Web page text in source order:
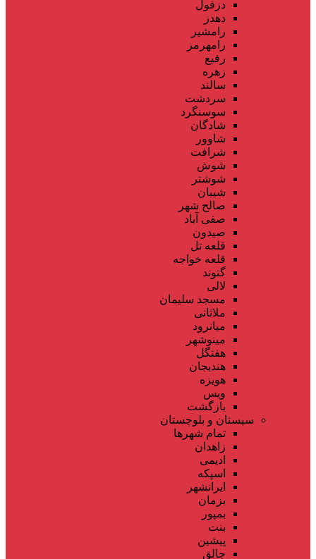
دزفول
دهدز
رامشیر
رامهرمز
رفیع
زهره
سالند
سردشت
سوسنگرد
شادگان
شاوور
شرافت
شوش
شوشتر
شیبان
صالح شهر
صفی آباد
صیدون
قلعه تل
قلعه خواجه
گتوند
لالی
مسجد سلیمان
ملاثانی
میانرود
مینوشهر
هفتگل
هندیجان
هویزه
ویس
بازگشت
سیستان و بلوچستان
تمام شهر‌ها
زاهدان
ادیمی
اسپکه
ایرانشهر
بزمان
بمپور
بنت
پیشین
جالق